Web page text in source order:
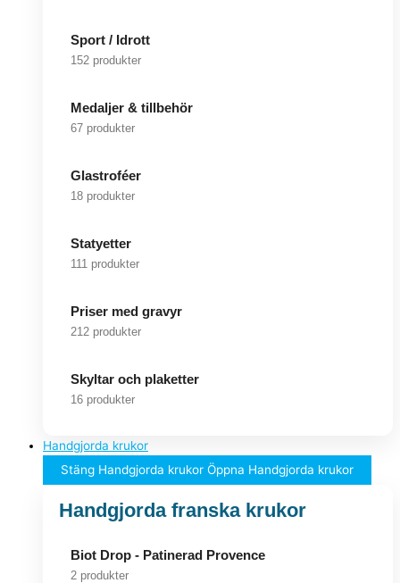
Sport / Idrott
152 produkter
Medaljer & tillbehör
67 produkter
Glastroféer
18 produkter
Statyetter
111 produkter
Priser med gravyr
212 produkter
Skyltar och plaketter
16 produkter
Handgjorda krukor
Stäng Handgjorda krukor Öppna Handgjorda krukor
Handgjorda franska krukor
Biot Drop - Patinerad Provence
2 produkter